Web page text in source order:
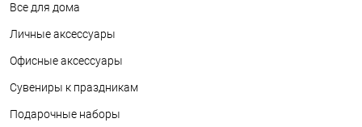
Все для дома
Личные аксессуары
Офисные аксессуары
Сувениры к праздникам
Подарочные наборы